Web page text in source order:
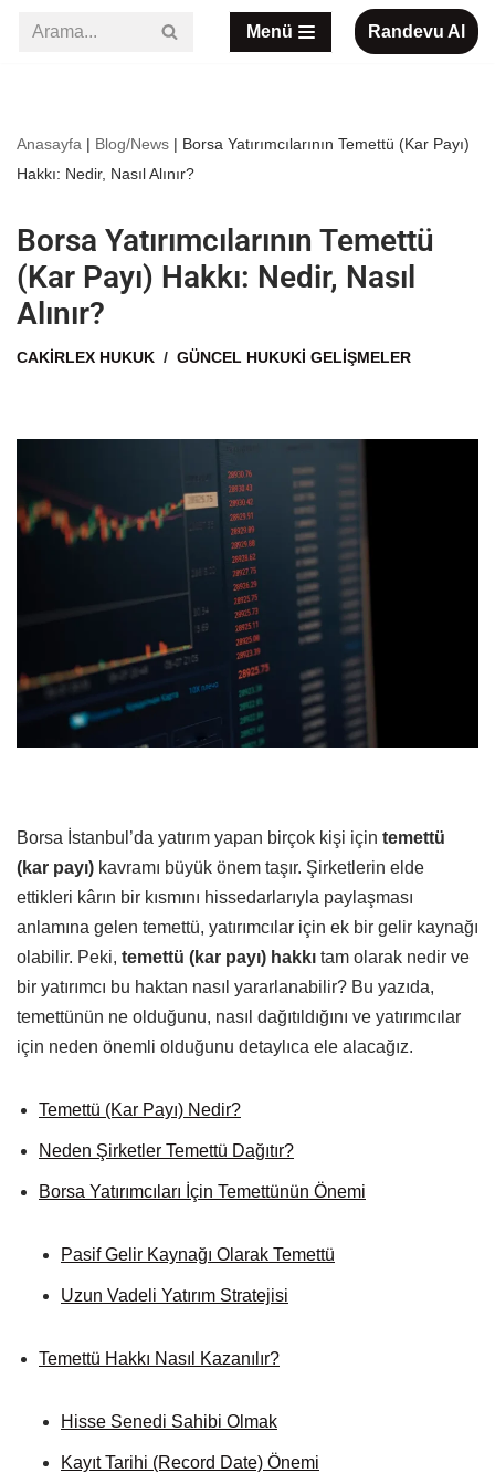
Menü Randevu Al
Anasayfa | Blog/News | Borsa Yatırımcılarının Temettü (Kar Payı)
Hakkı: Nedir, Nasıl Alınır?
Borsa Yatırımcılarının Temettü
(Kar Payı) Hakkı: Nedir, Nasıl
Alınır?
CAKIRLEX HUKUK GÜNCEL HUKUKI GELIŞMELER
Borsa İstanbul’da yatırım yapan birçok kişi için temettü
(kar payı) kavramı büyük önem taşır. Şirketlerin elde
ettikleri kârın bir kısmını hissedarlarıyla paylaşması
anlamına gelen temettü, yatırımcılar için ek bir gelir kaynağı
olabilir. Peki, temettü (kar payı) hakkı tam olarak nedir ve
bir yatırımcı bu haktan nasıl yararlanabilir? Bu yazıda,
temettünün ne olduğunu, nasıl dağıtıldığını ve yatırımcılar
için neden önemli olduğunu detaylıca ele alacağız.
Temettü (Kar Payı) Nedir?
Neden Şirketler Temettü Dağıtır?
Borsa Yatırımcıları İçin Temettünün Önemi
Pasif Gelir Kaynağı Olarak Temettü
Uzun Vadeli Yatırım Stratejisi
Temettü Hakkı Nasıl Kazanılır?
Hisse Senedi Sahibi Olmak
Kayıt Tarihi (Record Date) Önemi